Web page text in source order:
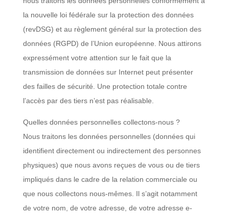
la nouvelle loi fédérale sur la protection des données
(revDSG) et au règlement général sur la protection des
données (RGPD) de l’Union européenne. Nous attirons
expressément votre attention sur le fait que la
transmission de données sur Internet peut présenter
des failles de sécurité. Une protection totale contre
l’accès par des tiers n’est pas réalisable.
Quelles données personnelles collectons-nous ?
Nous traitons les données personnelles (données qui
identifient directement ou indirectement des personnes
physiques) que nous avons reçues de vous ou de tiers
impliqués dans le cadre de la relation commerciale ou
que nous collectons nous-mêmes. Il s’agit notamment
de votre nom, de votre adresse, de votre adresse e-